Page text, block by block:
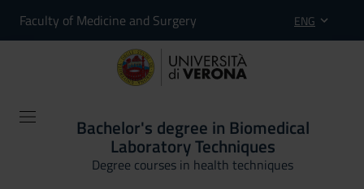
Faculty of Medicine and Surgery ENG
Bachelor's degree in Biomedical
Laboratory Techniques
Degree courses in health techniques